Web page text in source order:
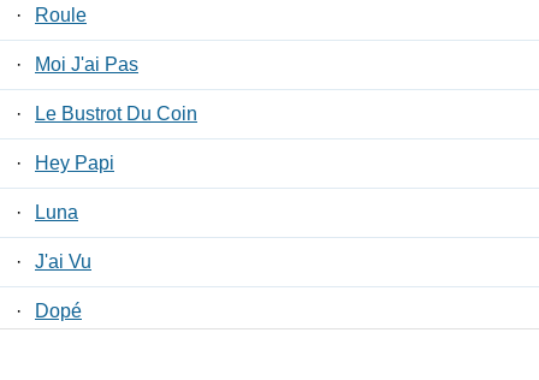
· Roule
· Moi J'ai Pas
· Le Bustrot Du Coin
· Hey Papi
· Luna
· J'ai Vu
· Dopé